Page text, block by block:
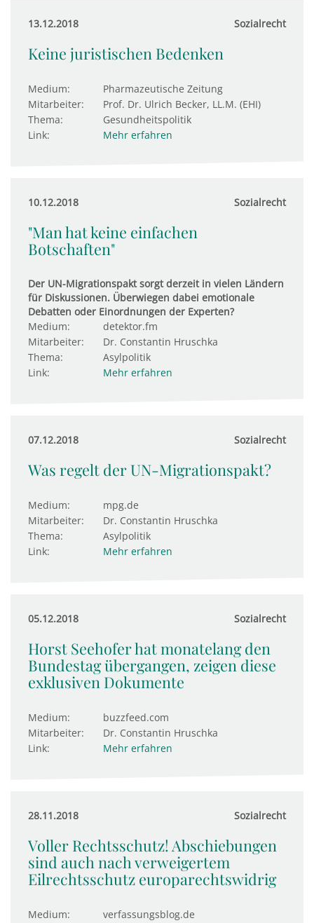
13.12.2018 Sozialrecht
Keine juristischen Bedenken
Medium:
Pharmazeutische Zeitung
Mitarbeiter:
Prof. Dr. Ulrich Becker, LL.M. (EHI)
Thema:
Gesundheitspolitik
Link:
Mehr erfahren
10.12.2018 Sozialrecht
"Man hat keine einfachen
Botschaften"
Der UN-Migrationspakt sorgt derzeit in vielen Ländern
für Diskussionen. Überwiegen dabei emotionale
Debatten oder Einordnungen der Experten?
Medium:
detektor.fm
Mitarbeiter:
Dr. Constantin Hruschka
Thema:
Asylpolitik
Link:
Mehr erfahren
07.12.2018 Sozialrecht
Was regelt der UN-Migrationspakt?
Medium:
mpg.de
Mitarbeiter:
Dr. Constantin Hruschka
Thema:
Asylpolitik
Link:
Mehr erfahren
05.12.2018 Sozialrecht
Horst Seehofer hat monatelang den
Bundestag übergangen, zeigen diese
exklusiven Dokumente
Medium:
buzzfeed.com
Mitarbeiter:
Dr. Constantin Hruschka
Link:
Mehr erfahren
28.11.2018 Sozialrecht
Voller Rechtsschutz! Abschiebungen
sind auch nach verweigertem
Eilrechtsschutz europarechtswidrig
Medium: verfassungsblog.de